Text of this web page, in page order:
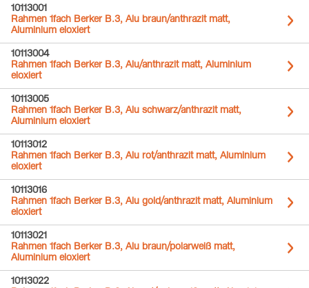
10113001
Rahmen 1fach Berker B.3, Alu braun/anthrazit matt,
Aluminium eloxiert
10113004
Rahmen 1fach Berker B.3, Alu/anthrazit matt, Aluminium
eloxiert
10113005
Rahmen 1fach Berker B.3, Alu schwarz/anthrazit matt,
Aluminium eloxiert
10113012
Rahmen 1fach Berker B.3, Alu rot/anthrazit matt, Aluminium
eloxiert
10113016
Rahmen 1fach Berker B.3, Alu gold/anthrazit matt, Aluminium
eloxiert
10113021
Rahmen 1fach Berker B.3, Alu braun/polarweiß matt,
Aluminium eloxiert
10113022